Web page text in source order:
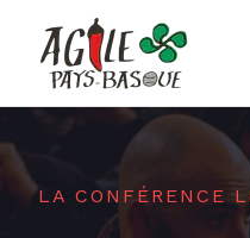
LA CONFÉRENCE